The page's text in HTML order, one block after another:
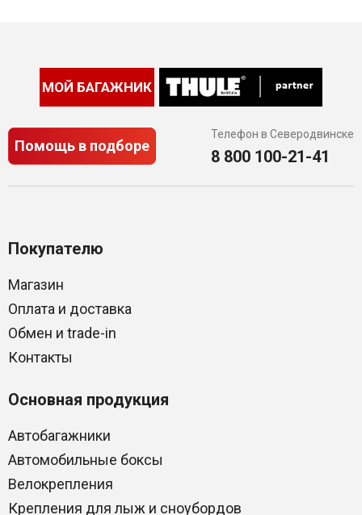
МОЙ БАГАЖНИК
Помощь в подборе
Телефон в Северодвинске
8 800 100-21-41
Покупателю
Магазин
Оплата и доставка
Обмен и trade-in
Контакты
Основная продукция
Автобагажники
Автомобильные боксы
Велокрепления
Крепления для лыж и сноубордов